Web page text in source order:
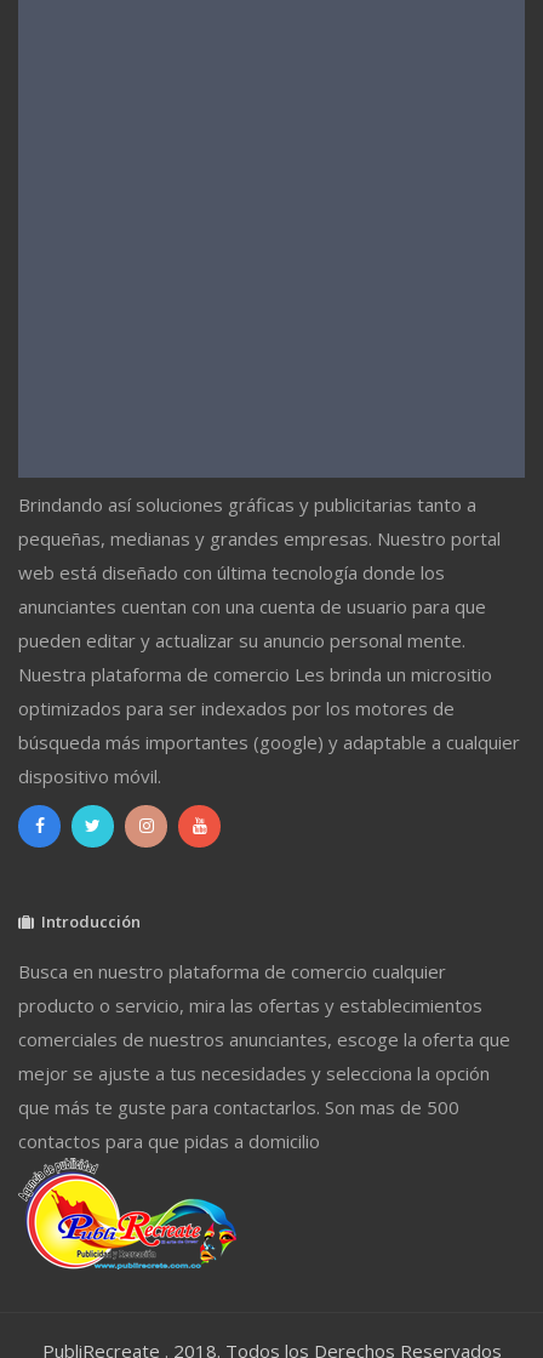
Brindando así soluciones gráficas y publicitarias tanto a
pequeñas, medianas y grandes empresas. Nuestro portal
web está diseñado con última tecnología donde los
anunciantes cuentan con una cuenta de usuario para que
pueden editar y actualizar su anuncio personal mente.
Nuestra plataforma de comercio Les brinda un micrositio
optimizados para ser indexados por los motores de
búsqueda más importantes (google) y adaptable a cualquier
dispositivo móvil.
Introducción
Busca en nuestro plataforma de comercio cualquier
producto o servicio, mira las ofertas y establecimientos
comerciales de nuestros anunciantes, escoge la oferta que
mejor se ajuste a tus necesidades y selecciona la opción
que más te guste para contactarlos. Son mas de 500
contactos para que pidas a domicilio
PubliRecreate . 2018. Todos los Derechos Reservados